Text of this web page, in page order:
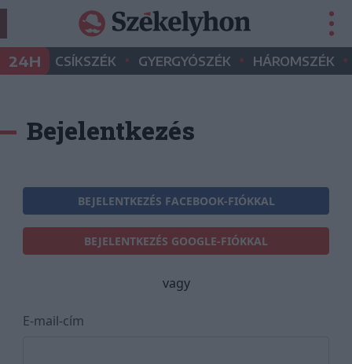
24H CSÍKSZÉK • GYERGYÓSZÉK • HÁROMSZÉK •
Bejelentkezés
BEJELENTKEZÉS FACEBOOK-FIÓKKAL
BEJELENTKEZÉS GOOGLE-FIÓKKAL
vagy
E-mail-cím